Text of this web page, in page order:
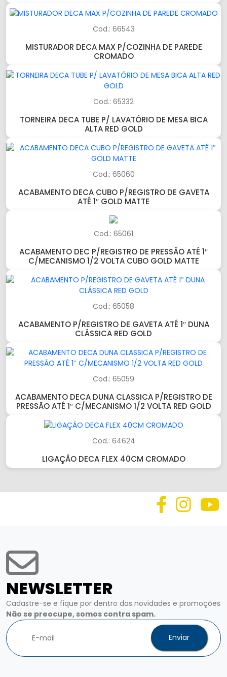
Cod.: 66543
MISTURADOR DECA MAX P/COZINHA DE PAREDE
CROMADO
Cod.: 65332
TORNEIRA DECA TUBE P/ LAVATÓRIO DE MESA BICA
ALTA RED GOLD
Cod.: 65060
ACABAMENTO DECA CUBO P/REGISTRO DE GAVETA
ATÉ 1″ GOLD MATTE
Cod.: 65061
ACABAMENTO DEC P/REGISTRO DE PRESSÃO ATÉ 1″
C/MECANISMO 1/2 VOLTA CUBO GOLD MATTE
Cod.: 65058
ACABAMENTO P/REGISTRO DE GAVETA ATÉ 1″ DUNA
CLÁSSICA RED GOLD
Cod.: 65059
ACABAMENTO DECA DUNA CLASSICA P/REGISTRO DE
PRESSÃO ATÉ 1″ C/MECANISMO 1/2 VOLTA RED GOLD
Cod.: 64624
LIGAÇÃO DECA FLEX 40CM CROMADO
NEWSLETTER
Cadastre-se e fique por dentro das novidades e promoções
Não se preocupe, somos contra spam.
Enviar